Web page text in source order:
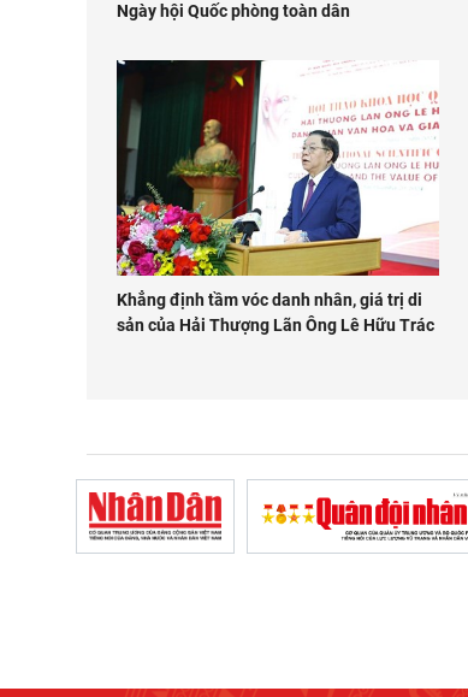
Ngày hội Quốc phòng toàn dân
Khẳng định tầm vóc danh nhân, giá trị di
sản của Hải Thượng Lãn Ông Lê Hữu Trác